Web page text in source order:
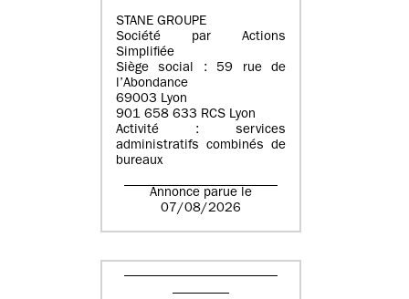
STANE GROUPE
Société par Actions
Simplifiée
Siège social : 59 rue de
l’Abondance
69003 Lyon
901 658 633 RCS Lyon
Activité : services
administratifs combinés de
bureaux
Annonce parue le
07/08/2026